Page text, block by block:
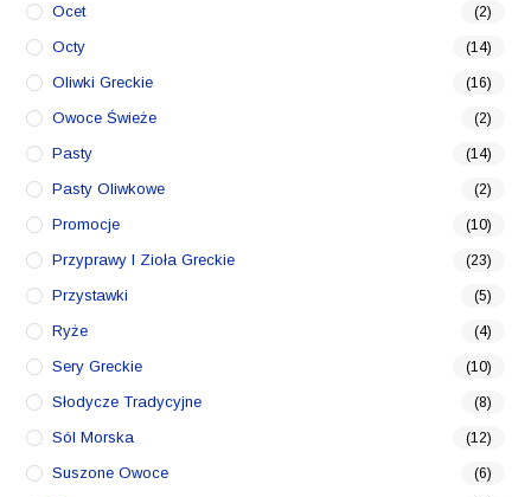
Ocet (2)
Octy (14)
Oliwki Greckie (16)
Owoce Świeże (2)
Pasty (14)
Pasty Oliwkowe (2)
Promocje (10)
Przyprawy I Zioła Greckie (23)
Przystawki (5)
Ryże (4)
Sery Greckie (10)
Słodycze Tradycyjne (8)
Sól Morska (12)
Suszone Owoce (6)